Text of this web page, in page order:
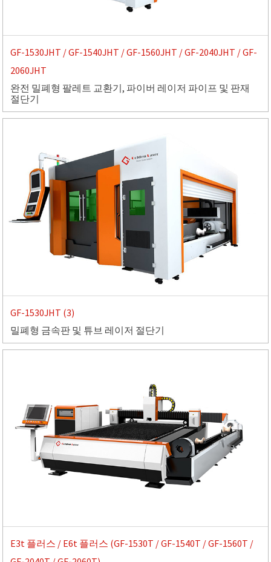
GF-1530JHT / GF-1540JHT / GF-1560JHT / GF-2040JHT / GF-
2060JHT
완전 밀폐형 팔레트 교환기, 파이버 레이저 파이프 및 판재
절단기
GF-1530JHT (3)
밀폐형 금속판 및 튜브 레이저 절단기
E3t 플러스 / E6t 플러스 (GF-1530T / GF-1540T / GF-1560T /